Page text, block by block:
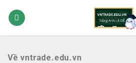
qua
Về vntrade.edu.vn